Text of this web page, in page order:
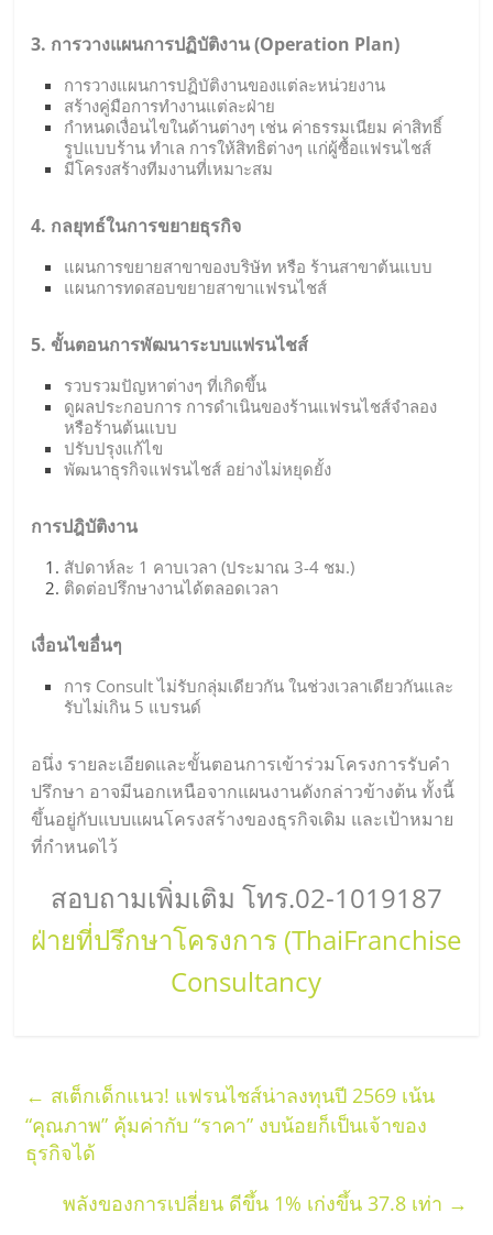
3. การวางแผนการปฏิบัติงาน (Operation Plan)
การวางแผนการปฏิบัติงานของแต่ละหน่วยงาน
สร้างคู่มือการทำงานแต่ละฝ่าย
กำหนดเงื่อนไขในด้านต่างๆ เช่น ค่าธรรมเนียม ค่าสิทธิ์
รูปแบบร้าน ทำเล การให้สิทธิต่างๆ แก่ผู้ซื้อแฟรนไชส์
มีโครงสร้างทีมงานที่เหมาะสม
4. กลยุทธ์ในการขยายธุรกิจ
แผนการขยายสาขาของบริษัท หรือ ร้านสาขาต้นแบบ
แผนการทดสอบขยายสาขาแฟรนไชส์
5. ขั้นตอนการพัฒนาระบบแฟรนไชส์
รวบรวมปัญหาต่างๆ ที่เกิดขึ้น
ดูผลประกอบการ การดำเนินของร้านแฟรนไชส์จำลอง
หรือร้านต้นแบบ
ปรับปรุงแก้ไข
พัฒนาธุรกิจแฟรนไชส์ อย่างไม่หยุดยั้ง
การปฎิบัติงาน
สัปดาห์ละ 1 คาบเวลา (ประมาณ 3-4 ชม.)
ติดต่อปรึกษางานได้ตลอดเวลา
เงื่อนไขอื่นๆ
การ Consult ไม่รับกลุ่มเดียวกัน ในช่วงเวลาเดียวกันและ
รับไม่เกิน 5 แบรนด์
อนึ่ง รายละเอียดและขั้นตอนการเข้าร่วมโครงการรับคำ
ปรึกษา อาจมีนอกเหนือจากแผนงานดังกล่าวข้างต้น ทั้งนี้
ขึ้นอยู่กับแบบแผนโครงสร้างของธุรกิจเดิม และเป้าหมาย
ที่กำหนดไว้
สอบถามเพิ่มเติม โทร.02-1019187
ฝ่ายที่ปรึกษาโครงการ (ThaiFranchise
Consultancy
← สเต็กเด็กแนว! แฟรนไชส์น่าลงทุนปี 2569 เน้น
“คุณภาพ” คุ้มค่ากับ “ราคา” งบน้อยก็เป็นเจ้าของ
ธุรกิจได้
พลังของการเปลี่ยน ดีขึ้น 1% เก่งขึ้น 37.8 เท่า →